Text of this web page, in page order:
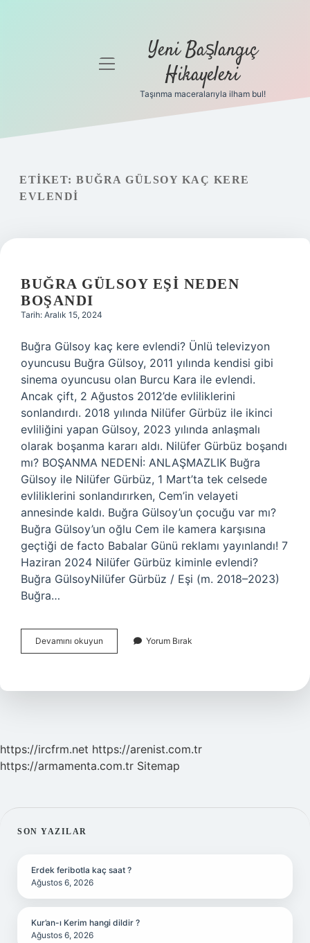
Gizlilik
Yasal Uyarı
menüyü
Yeni Başlangıç
Hikayeleri
Taşınma maceralarıyla ilham bul!
ETIKET: BUĞRA GÜLSOY KAÇ KERE
EVLENDI
BUĞRA GÜLSOY EŞI NEDEN
BOŞANDI
Tarih: Aralık 15, 2024
Buğra Gülsoy kaç kere evlendi? Ünlü televizyon
oyuncusu Buğra Gülsoy, 2011 yılında kendisi gibi
sinema oyuncusu olan Burcu Kara ile evlendi.
Ancak çift, 2 Ağustos 2012’de evliliklerini
sonlandırdı. 2018 yılında Nilüfer Gürbüz ile ikinci
evliliğini yapan Gülsoy, 2023 yılında anlaşmalı
olarak boşanma kararı aldı. Nilüfer Gürbüz boşandı
mı? BOŞANMA NEDENİ: ANLAŞMAZLIK Buğra
Gülsoy ile Nilüfer Gürbüz, 1 Mart’ta tek celsede
evliliklerini sonlandırırken, Cem’in velayeti
annesinde kaldı. Buğra Gülsoy’un çocuğu var mı?
Buğra Gülsoy’un oğlu Cem ile kamera karşısına
geçtiği de facto Babalar Günü reklamı yayınlandı! 7
Haziran 2024 Nilüfer Gürbüz kiminle evlendi?
Buğra GülsoyNilüfer Gürbüz / Eşi (m. 2018–2023)
Buğra…
Devamını okuyun
Gülsoy
Boşandı
Yorum Bırak
https://ircfrm.net https://arenist.com.tr
https://armamenta.com.tr Sitemap
SIDEBAR
SON YAZILAR
Erdek feribotla kaç saat ?
Ağustos 6, 2026
Kur’an-ı Kerim hangi dildir ?
Ağustos 6, 2026